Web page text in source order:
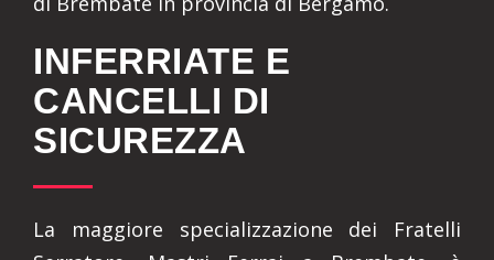
INFERRIATE E
CANCELLI DI
SICUREZZA
La maggiore specializzazione dei Fratelli